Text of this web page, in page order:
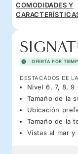
COMODIDADES Y
OFERTA POR
DESTACADOS DE
Nivel 6, 7, 8, 9
Tamaño de la
Ubicación
Tamaño de la
Vistas al mar